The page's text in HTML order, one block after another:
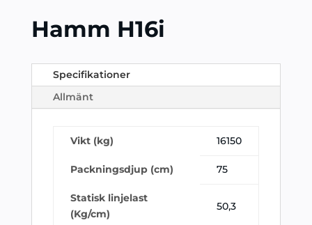
Hamm H16i
Specifikationer
Allmänt
Vikt (kg) 16150
Packningsdjup (cm) 75
Statisk linjelast
(Kg/cm)
50,3